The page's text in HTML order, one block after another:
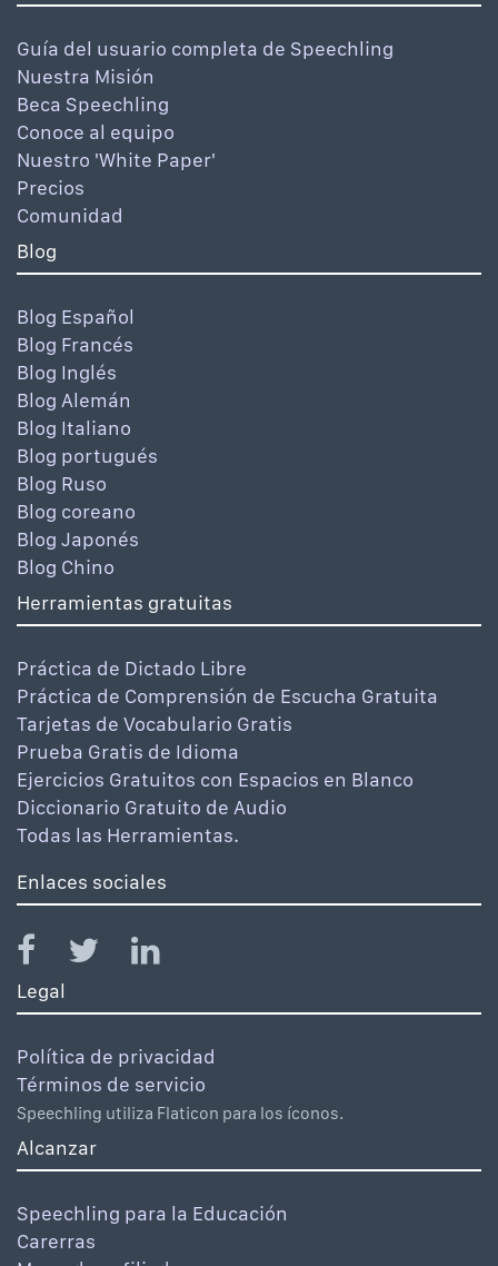
Guía del usuario completa de Speechling
Nuestra Misión
Beca Speechling
Conoce al equipo
Nuestro 'White Paper'
Precios
Comunidad
Blog
Blog Español
Blog Francés
Blog Inglés
Blog Alemán
Blog Italiano
Blog portugués
Blog Ruso
Blog coreano
Blog Japonés
Blog Chino
Herramientas gratuitas
Práctica de Dictado Libre
Práctica de Comprensión de Escucha Gratuita
Tarjetas de Vocabulario Gratis
Prueba Gratis de Idioma
Ejercicios Gratuitos con Espacios en Blanco
Diccionario Gratuito de Audio
Todas las Herramientas.
Enlaces sociales
Legal
Política de privacidad
Términos de servicio
Speechling utiliza Flaticon para los íconos.
Alcanzar
Speechling para la Educación
Carerras